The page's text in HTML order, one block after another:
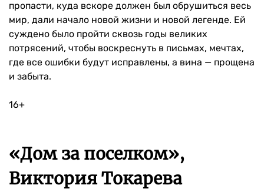
пропасти, куда вскоре должен был обрушиться весь
мир, дали начало новой жизни и новой легенде. Ей
суждено было пройти сквозь годы великих
потрясений, чтобы воскреснуть в письмах, мечтах,
где все ошибки будут исправлены, а вина — прощена
и забыта.
16+
«Дом за поселком»,
Виктория Токарева